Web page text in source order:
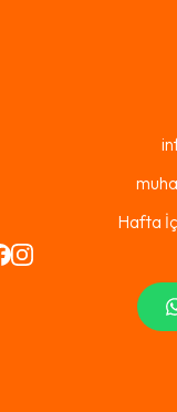
Hafta